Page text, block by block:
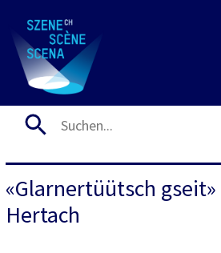
«Glarnertüütsch
Hertach